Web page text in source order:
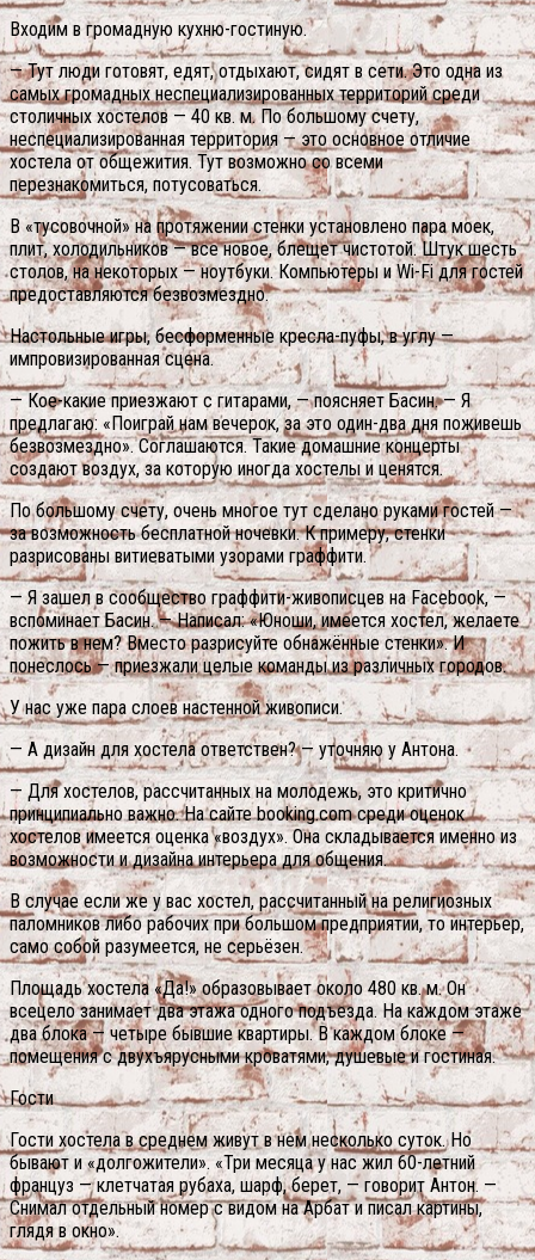
Входим в громадную кухню-гостиную.
— Тут люди готовят, едят, отдыхают, сидят в сети. Это одна из
самых громадных неспециализированных территорий среди
столичных хостелов — 40 кв. м. По большому счету,
неспециализированная территория — это основное отличие
хостела от общежития. Тут возможно со всеми
перезнакомиться, потусоваться.
В «тусовочной» на протяжении стенки установлено пара моек,
плит, холодильников — все новое, блещет чистотой. Штук шесть
столов, на некоторых — ноутбуки. Компьютеры и Wi-Fi для гостей
предоставляются безвозмездно.
Настольные игры, бесформенные кресла-пуфы, в углу —
импровизированная сцена.
— Кое-какие приезжают с гитарами, — поясняет Басин. — Я
предлагаю: «Поиграй нам вечерок, за это один-два дня поживешь
безвозмездно». Соглашаются. Такие домашние концерты
создают воздух, за которую иногда хостелы и ценятся.
По большому счету, очень многое тут сделано руками гостей —
за возможность бесплатной ночевки. К примеру, стенки
разрисованы витиеватыми узорами граффити.
— Я зашел в сообщество граффити-живописцев на Facebook, —
вспоминает Басин. — Написал: «Юноши, имеется хостел, желаете
пожить в нем? Вместо разрисуйте обнажённые стенки». И
понеслось — приезжали целые команды из различных городов.
У нас уже пара слоев настенной живописи.
— А дизайн для хостела ответствен? — уточняю у Антона.
— Для хостелов, рассчитанных на молодежь, это критично
принципиально важно. На сайте booking.com среди оценок
хостелов имеется оценка «воздух». Она складывается именно из
возможности и дизайна интерьера для общения.
В случае если же у вас хостел, рассчитанный на религиозных
паломников либо рабочих при большом предприятии, то интерьер,
само собой разумеется, не серьёзен.
Площадь хостела «Да!» образовывает около 480 кв. м. Он
всецело занимает два этажа одного подъезда. На каждом этаже
два блока — четыре бывшие квартиры. В каждом блоке —
помещения с двухъярусными кроватями, душевые и гостиная.
Гости
Гости хостела в среднем живут в нем несколько суток. Но
бывают и «долгожители». «Три месяца у нас жил 60-летний
француз — клетчатая рубаха, шарф, берет, — говорит Антон. —
Снимал отдельный номер с видом на Арбат и писал картины,
глядя в окно».